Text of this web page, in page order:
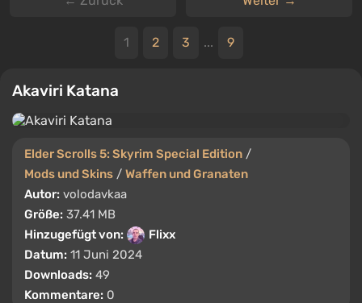
1 2 3 ... 9
Akaviri Katana
Elder Scrolls 5: Skyrim Special Edition /
Mods und Skins / Waffen und Granaten
Autor: volodavkaa
Größe: 37.41 MB
Hinzugefügt von:
Flixx
Datum: 11 Juni 2024
Downloads: 49
Kommentare: 0